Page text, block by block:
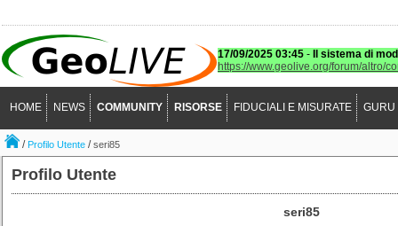
17/09/2025 03:45 -
Il sistema di
https://www.geolive.org/forum/altro/
HOME NEWS COMMUNITY RISORSE FIDUCIALI E MISURATE GURU
/Profilo Utente /seri85
Profilo Utente
seri85